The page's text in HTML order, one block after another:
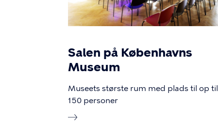
Salen på Københavns
Museum
Museets største rum med plads til op til
150 personer